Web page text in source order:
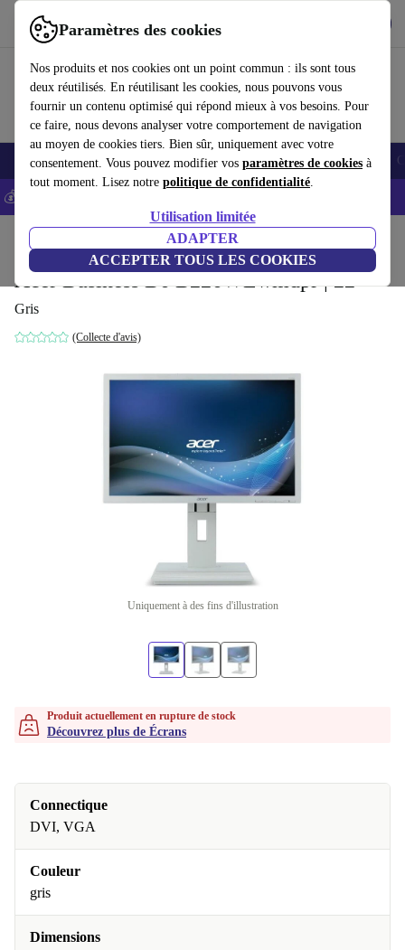
Paramètres des cookies
Nos produits et nos cookies ont un point commun : ils sont tous
deux réutilisés. En réutilisant les cookies, nous pouvons vous
fournir un contenu optimisé qui répond mieux à vos besoins. Pour
ce faire, nous devons analyser votre comportement de navigation
au moyen de cookies tiers. Bien sûr, uniquement avec votre
consentement. Vous pouvez modifier vos paramètres de cookies à
tout moment. Lisez notre politique de confidentialité.
Utilisation limitée
ADAPTER
ACCEPTER TOUS LES COOKIES
Utilisez refurbed rapidement et facilement
Smartphones Laptops Tablettes Montres connectées Accessoires
💰-5% EXTRA sur les iPhones – Code: IPHONEDEAL -
Acer Business B6 B226WLwmdpr | 22"
Gris
(Collecte d'avis)
Uniquement à des fins d'illustration
Produit actuellement en rupture de stock
Découvrez plus de Écrans
Connectique
DVI, VGA
Couleur
gris
Dimensions